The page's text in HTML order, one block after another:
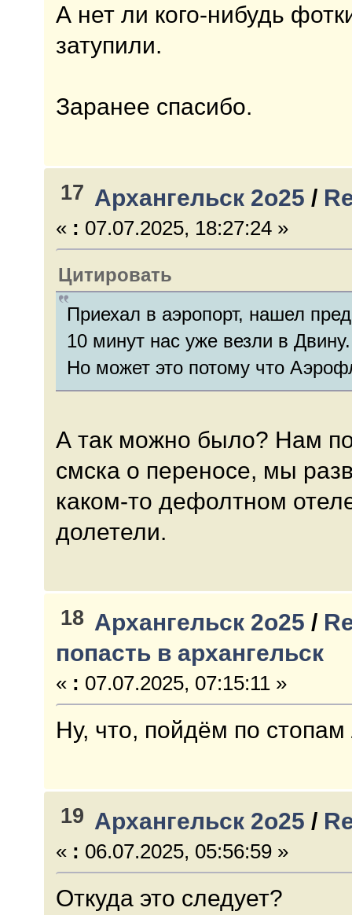
А нет ли кого-нибудь
затупили.
Заранее спасибо.
17 Архангельск 2о25 /
« : 07.07.2025, 18:27:24 »
Цитировать
Приехал в аэропорт, нашел
10 минут нас уже везли в Двину.
Но может это потому что
А так можно было? Нам
смска о переносе, мы
каком-то дефолтном
долетели.
18 Архангельск 2о25 /
попасть в архангельск
« : 07.07.2025, 07:15:11 »
Ну, что, пойдём по
19 Архангельск 2о25 /
« : 06.07.2025, 05:56:59 »
Откуда это следует?